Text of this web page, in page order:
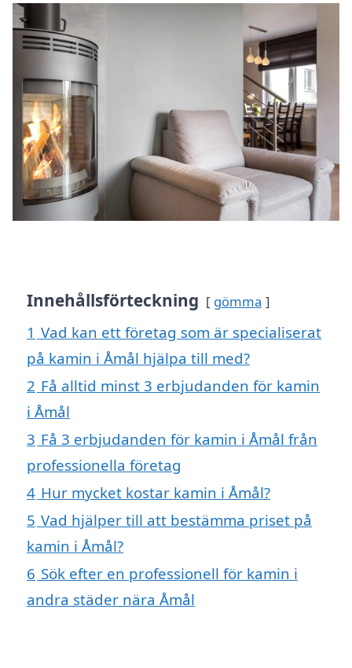
Innehållsförteckning gömma
1 Vad kan ett företag som är specialiserat
på kamin i Åmål hjälpa till med?
2 Få alltid minst 3 erbjudanden för kamin
i Åmål
3 Få 3 erbjudanden för kamin i Åmål från
professionella företag
4 Hur mycket kostar kamin i Åmål?
5 Vad hjälper till att bestämma priset på
kamin i Åmål?
6 Sök efter en professionell för kamin i
andra städer nära Åmål